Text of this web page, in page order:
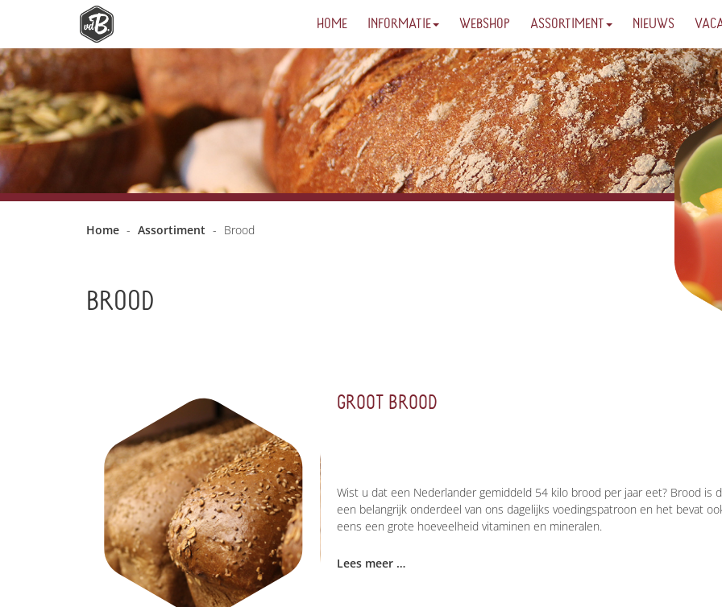
HOME INFORMATIE WEBSHOP ASSORTIMENT NIEUWS
Home - Assortiment - Brood
BROOD
GROOT BROOD
Wist u dat een Nederlander gemiddeld 54 kilo brood per jaar eet? Brood is
een belangrijk onderdeel van ons dagelijks voedingspatroon en het bevat
eens een grote hoeveelheid vitaminen en mineralen.
Lees meer …